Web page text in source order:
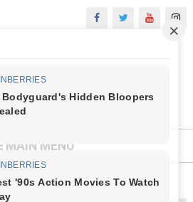
MAIN MENU